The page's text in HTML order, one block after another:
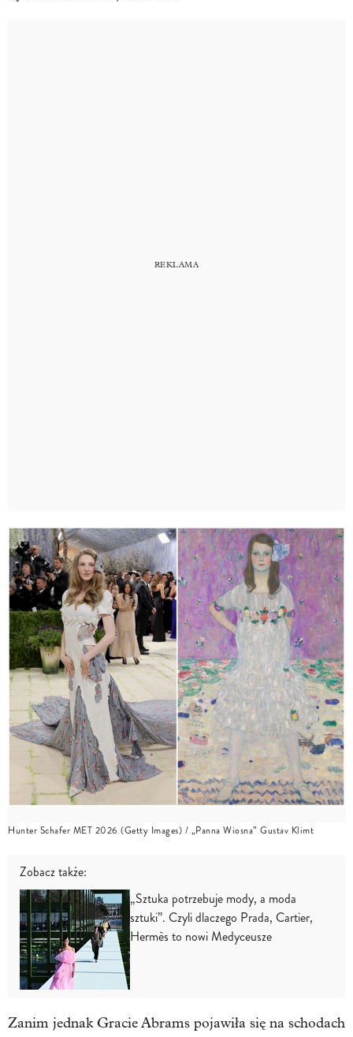
Hunter Schafer MET 2026 (Getty Images) / „Panna Wiosna” Gustav Klimt
Zobacz także:
„Sztuka potrzebuje mody, a moda
sztuki”. Czyli dlaczego Prada, Cartier,
Hermès to nowi Medyceusze
Zanim jednak Gracie Abrams pojawiła się na schodach